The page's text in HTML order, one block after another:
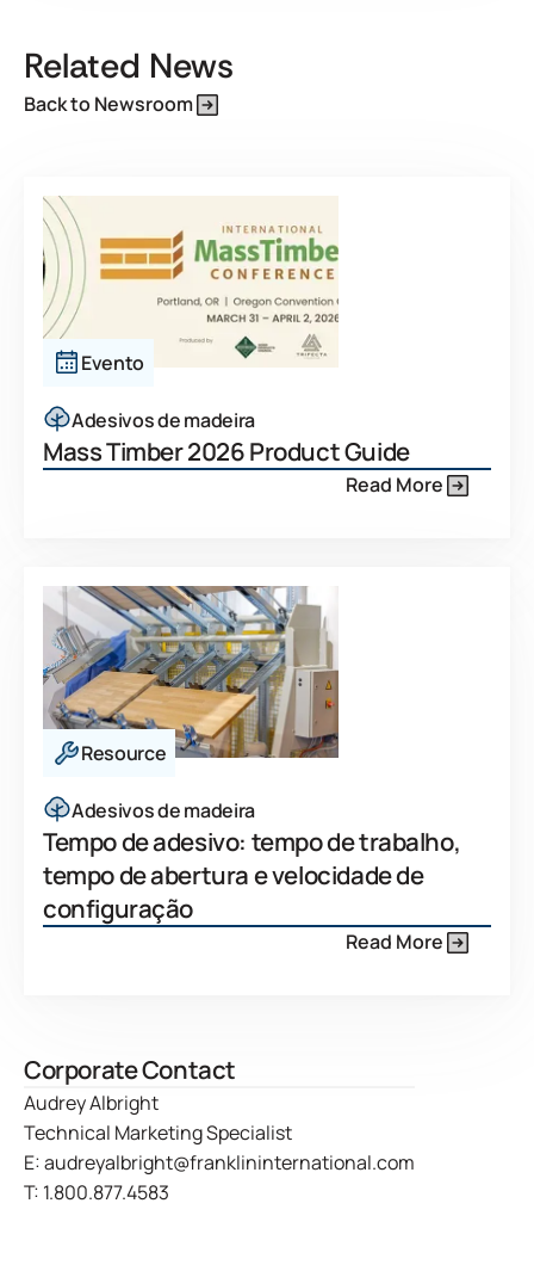
Corporate Contact
Audrey Albright
Technical Marketing Specialist
E:audreyalbright@franklininternational.com
T: 1.800.877.4583
Related News
Back to Newsroom
Evento
Adesivos de madeira
Mass Timber 2026 Product Guide
Read More
Resource
Adesivos de madeira
Tempo de adesivo: tempo de trabalho,
tempo de abertura e velocidade de
configuração
Read More